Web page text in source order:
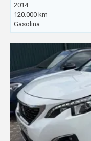
2014
120.000 km
Gasolina